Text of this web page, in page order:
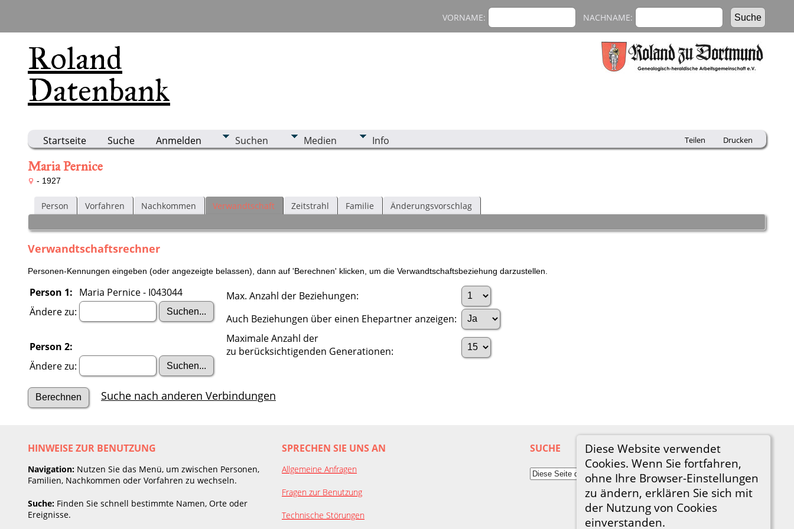
Roland
Datenbank
VORNAME: NACHNAME:
Startseite Suche Anmelden Suchen Medien Info Teilen Drucken
Diese Website verwendet
Cookies. Wenn Sie fortfahren,
ohne Ihre Browser-Einstellungen
zu ändern, erklären Sie sich mit
der Nutzung von Cookies
einverstanden.
Maria Pernice
- 1927
Person Vorfahren Nachkommen Verwandtschaft Zeitstrahl Familie Änderungsvorschlag
Verwandtschaftsrechner
Personen-Kennungen eingeben (oder angezeigte belassen), dann auf 'Berechnen' klicken, um die Verwandtschaftsbeziehung darzustellen.
Person 1: Maria Pernice - I043044
Ändere zu:
Person 2:
Ändere zu:
Max. Anzahl der Beziehungen:
Auch Beziehungen über einen Ehepartner anzeigen:
Maximale Anzahl der
zu berücksichtigenden Generationen:
Suche nach anderen Verbindungen
HINWEISE ZUR BENUTZUNG
Navigation: Nutzen Sie das Menü, um zwischen Personen,
Familien, Nachkommen oder Vorfahren zu wechseln.
Suche: Finden Sie schnell bestimmte Namen, Orte oder
Ereignisse.
SPRECHEN SIE UNS AN
Allgemeine Anfragen
Fragen zur Benutzung
Technische Störungen
SUCHE